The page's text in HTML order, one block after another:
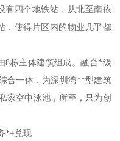
有四个地铁站，从北至南依
，使得片区内的物业几乎都
8栋主体建筑组成。融合*级
合一体，为深圳湾**型建筑
家空中泳池，所至，只为创
*+兑现